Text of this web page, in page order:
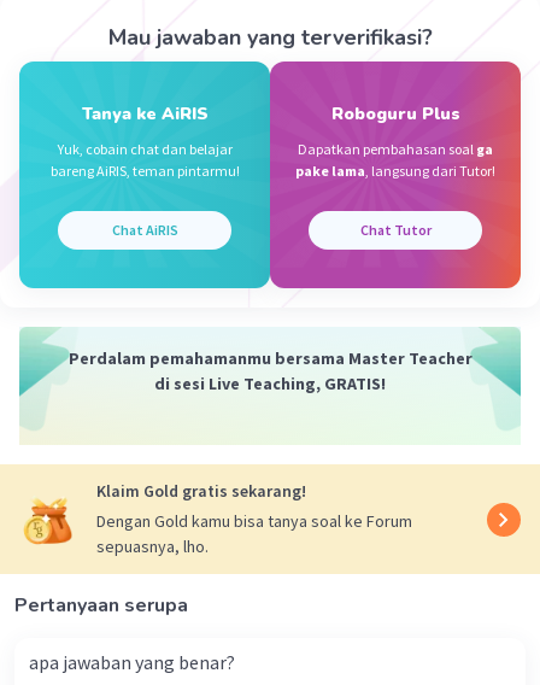
Beri Rating·0.0(0) Balas
Mau jawaban yang terverifikasi?
Tanya ke AiRIS
Yuk, cobain chat dan belajar
bareng AiRIS, teman pintarmu!
Chat AiRIS
Roboguru Plus
Dapatkan pembahasan soal ga
pake lama, langsung dari Tutor!
Chat Tutor
Perdalam pemahamanmu bersama Master Teacher
di sesi Live Teaching, GRATIS!
Klaim Gold gratis sekarang!
Dengan Gold kamu bisa tanya soal ke Forum
sepuasnya, lho.
Pertanyaan serupa
apa jawaban yang benar?